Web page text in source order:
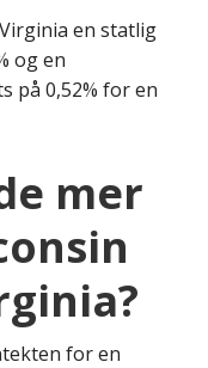
en statlig
og en
på 0,52% for en
mer
for en